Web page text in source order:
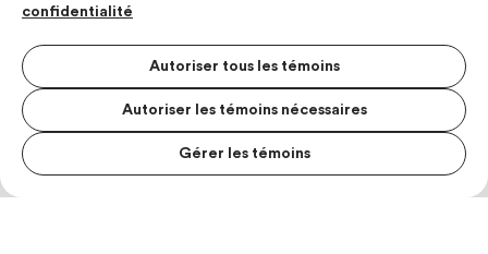
confidentialité
Autoriser tous les témoins
Autoriser les témoins nécessaires
Gérer les témoins
MENU